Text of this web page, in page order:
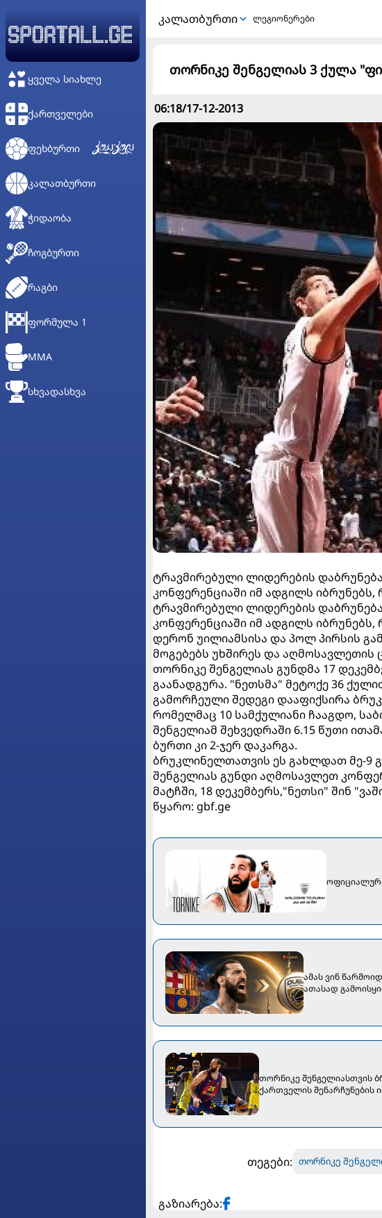
ᲧᲕᲔᲚᲐ ᲡᲘᲐᲮᲚᲔ
ᲥᲐᲠᲗᲕᲔᲚᲔᲑᲘ
ᲤᲔᲮᲑᲣᲠᲗᲘ
ᲙᲐᲚᲐᲗᲑᲣᲠᲗᲘ
ᲭᲘᲓᲐᲝᲑᲐ
ᲩᲝᲒᲑᲣᲠᲗᲘ
ᲠᲐᲒᲑᲘ
ᲤᲝᲠᲛᲣᲚᲐ 1
MMA
ᲡᲮᲕᲐᲓᲐᲡᲮᲕᲐ
ᲙᲐᲚᲐᲗᲑᲣᲠᲗᲘ ლეგიონერები
თორნიკე შენგელიას 3 ქულა
06:18/17-12-2013
ტრავმირებული ლიდერების
კონფერენციაში იმ ადგილს იბრუნებს,
ტრავმირებული ლიდერების
კონფერენციაში იმ ადგილს იბრუნებს,
დერონ უილიამსისა და პოლ პირსის
მოგებებს უხშირეს და
თორნიკე შენგელიას გუნდმა 17
გაანადგურა. "ნეთსმა" მეტოქე 36
გამორჩეული შედეგი დააფიქსირა
რომელმაც 10 სამქულიანი ჩააგდო,
შენგელიამ შეხვედრაში 6.15 წუთი
ბურთი კი 2-ჯერ დაკარგა.
ბრუკლინელთათვის ეს გახლდათ მე-9
შენგელიას გუნდი აღმოსავლეთ
მატჩში, 18 დეკემბერს,"ნეთსი" შინ
წყარო: gbf.ge
ამას ვინ
ათასად
თორნიკე შენგელიასთვის
ქართველის შენარჩუნების
თეგები: თორნიკე
გაზიარება: